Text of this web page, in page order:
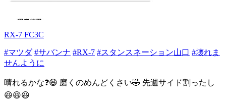
RX-7 FC3C
#マツダ #サバンナ #RX-7 #スタンスネーション山口 #壊れま
せんように
晴れるかな❓😆 磨くのめんどくさい🤣 先週サイド割ったし
😆😆😆